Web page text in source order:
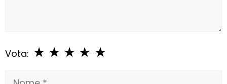
Vota: ★
★
★
★
★
Nome